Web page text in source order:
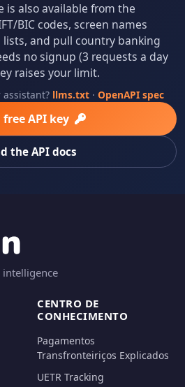
is also available from the
BIC codes, screen names
and pull country banking
no signup (3 requests a day
raises your limit.
llms.txt· OpenAPI spec
free API key
the API docs
intelligence
CENTRO DE
CONHECIMENTO
Pagamentos
Transfronteiriços Explicados
UETR Tracking